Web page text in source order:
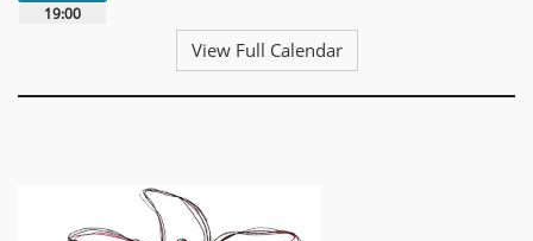
19:00
View Full Calendar